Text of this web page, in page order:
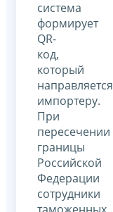
система
формирует
QR-
код,
который
направляется
импортеру.
При
пересечении
границы
Российской
Федерации
сотрудники
таможенных